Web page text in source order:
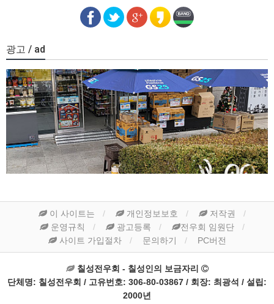
광고 / ad
이 사이트는 개인정보보호
저작권
운영규칙
광고등록
전우회 임원단
사이트 가입절차
문의하기 PC버전
칠성전우회 - 칠성인의 보금자리
단체명: 칠성전우회 / 고유번호: 306-80-03867 / 회장: 최광석 / 설립:
2000년